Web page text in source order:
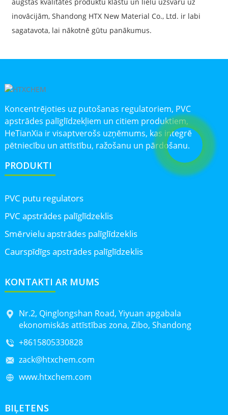
inovācijām, Shandong HTX New Material Co., Ltd. ir labi
sagatavota, lai nākotnē gūtu panākumus.
Koncentrējoties uz putošanas regulatoriem, PVC
apstrādes palīglīdzekļiem un citiem produktiem,
HeTianXia ir visaptverošs uzņēmums, kas integrē
pētniecību un attīstību, ražošanu un pārdošanu.
PRODUKTI
PVC putu regulators
PVC apstrādes palīglīdzeklis
Smērvielu apstrādes palīglīdzeklis
Caurspīdīgs apstrādes palīglīdzeklis
KONTAKTI AR MUMS
Nr.2, Qinglongshan Road, Yiyuan apgabala
ekonomiskās attīstības zona, Zibo, Shandong
+8615805330828
zack@htxchem.com
www.htxchem.com
BIĻETENS